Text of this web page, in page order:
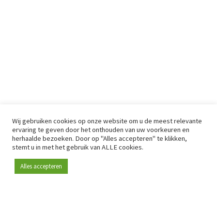
Wij gebruiken cookies op onze website om u de meest relevante
ervaring te geven door het onthouden van uw voorkeuren en
herhaalde bezoeken. Door op "Alles accepteren" te klikken,
stemt u in met het gebruik van ALLE cookies.
Alles accepteren